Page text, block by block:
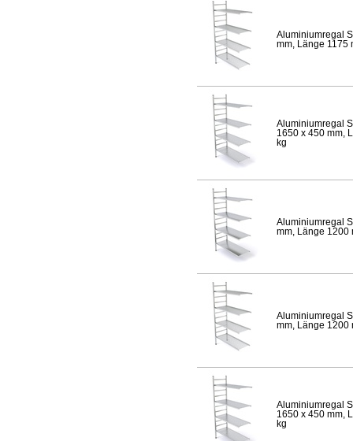
Aluminiumregal
mm, Länge 1175
Aluminiumregal
1650 x 450 mm,
kg
Aluminiumregal
mm, Länge 1200
Aluminiumregal
mm, Länge 1200
Aluminiumregal
1650 x 450 mm,
kg